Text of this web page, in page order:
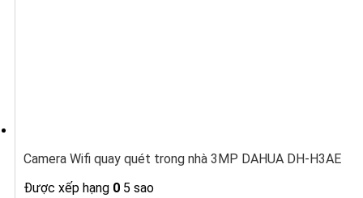
Camera Wifi quay quét trong nhà 3MP DAHUA DH-H3AE
Được xếp hạng 0 5 sao